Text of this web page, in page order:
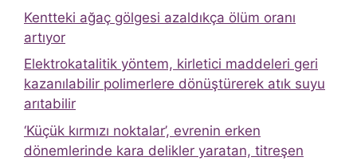
Kentteki ağaç gölgesi azaldıkça ölüm oranı
artıyor
Elektrokatalitik yöntem, kirletici maddeleri geri
kazanılabilir polimerlere dönüştürerek atık suyu
arıtabilir
‘Küçük kırmızı noktalar’, evrenin erken
dönemlerinde kara delikler yaratan, titreşen